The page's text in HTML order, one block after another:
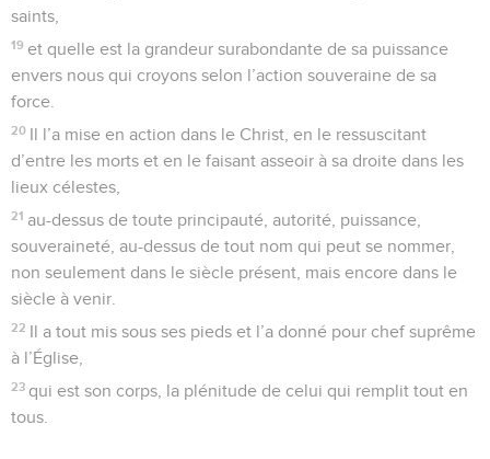
saints,
19 et quelle est la grandeur surabondante de sa puissance
envers nous qui croyons selon l’action souveraine de sa
force.
20 Il l’a mise en action dans le Christ, en le ressuscitant
d’entre les morts et en le faisant asseoir à sa droite dans les
lieux célestes,
21 au-dessus de toute principauté, autorité, puissance,
souveraineté, au-dessus de tout nom qui peut se nommer,
non seulement dans le siècle présent, mais encore dans le
siècle à venir.
22 Il a tout mis sous ses pieds et l’a donné pour chef suprême
à l’Église,
23 qui est son corps, la plénitude de celui qui remplit tout en
tous.